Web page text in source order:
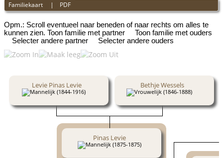
Familiekaart | PDF
Opm.: Scroll eventueel naar beneden of naar rechts om alles te
kunnen zien. Toon familie met partner
Toon familie met ouders
Selecter andere partner
Selecter andere ouders
Levie Pinas Levie
(1844-1916)
Bethje Wessels
(1846-1888)
Pinas Levie
(1875-1875)